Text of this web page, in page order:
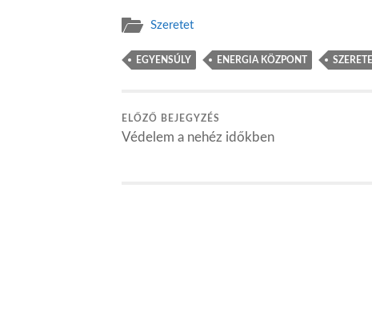
Szeretet
EGYENSÚLY ENERGIA KÖZPONT
ELŐZŐ BEJEGYZÉS
Védelem a nehéz időkben